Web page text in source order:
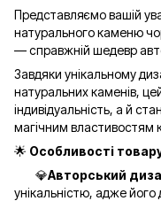
Представляємо вашій
натурального каменю
— справжній шедевр
Завдяки унікальному
натуральних каменів,
індивідуальність, а й
магічним властивостям
🌟 Особливості
💎Авторський
унікальністю, адже